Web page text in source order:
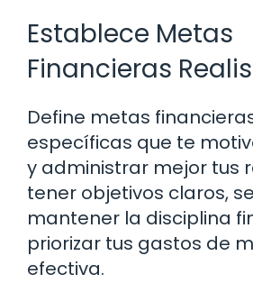
Establece Metas
Financieras
Define metas
específicas que te
y administrar mejor tus
tener objetivos claros,
mantener la disciplina
priorizar tus gastos de
efectiva.